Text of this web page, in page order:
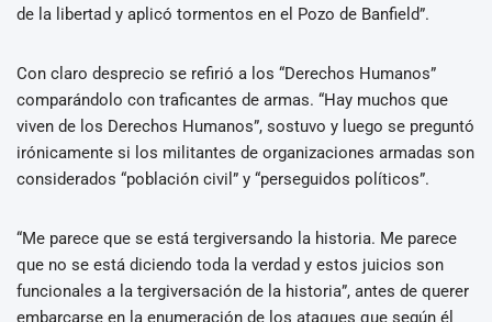
de la libertad y aplicó tormentos en el Pozo de Banfield”.
Con claro desprecio se refirió a los “Derechos Humanos”
comparándolo con traficantes de armas. “Hay muchos que
viven de los Derechos Humanos”, sostuvo y luego se preguntó
irónicamente si los militantes de organizaciones armadas son
considerados “población civil” y “perseguidos políticos”.
“Me parece que se está tergiversando la historia. Me parece
que no se está diciendo toda la verdad y estos juicios son
funcionales a la tergiversación de la historia”, antes de querer
embarcarse en la enumeración de los ataques que según él